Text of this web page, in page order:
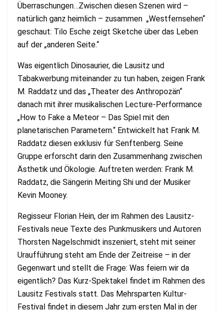
Überraschungen…Zwischen diesen Szenen wird –
natürlich ganz heimlich – zusammen „Westfernsehen“
geschaut: Tilo Esche zeigt Sketche über das Leben
auf der „anderen Seite.“
Was eigentlich Dinosaurier, die Lausitz und
Tabakwerbung miteinander zu tun haben, zeigen Frank
M. Raddatz und das „Theater des Anthropozän“
danach mit ihrer musikalischen Lecture-Performance
„How to Fake a Meteor – Das Spiel mit den
planetarischen Parametern.“ Entwickelt hat Frank M.
Raddatz diesen exklusiv für Senftenberg. Seine
Gruppe erforscht darin den Zusammenhang zwischen
Ästhetik und Ökologie. Auftreten werden: Frank M.
Raddatz, die Sängerin Meiting Shi und der Musiker
Kevin Mooney.
Regisseur Florian Hein, der im Rahmen des Lausitz-
Festivals neue Texte des Punkmusikers und Autoren
Thorsten Nagelschmidt inszeniert, steht mit seiner
Uraufführung steht am Ende der Zeitreise – in der
Gegenwart und stellt die Frage: Was feiern wir da
eigentlich? Das Kurz-Spektakel findet im Rahmen des
Lausitz Festivals statt. Das Mehrsparten Kultur-
Festival findet in diesem Jahr zum ersten Mal in der